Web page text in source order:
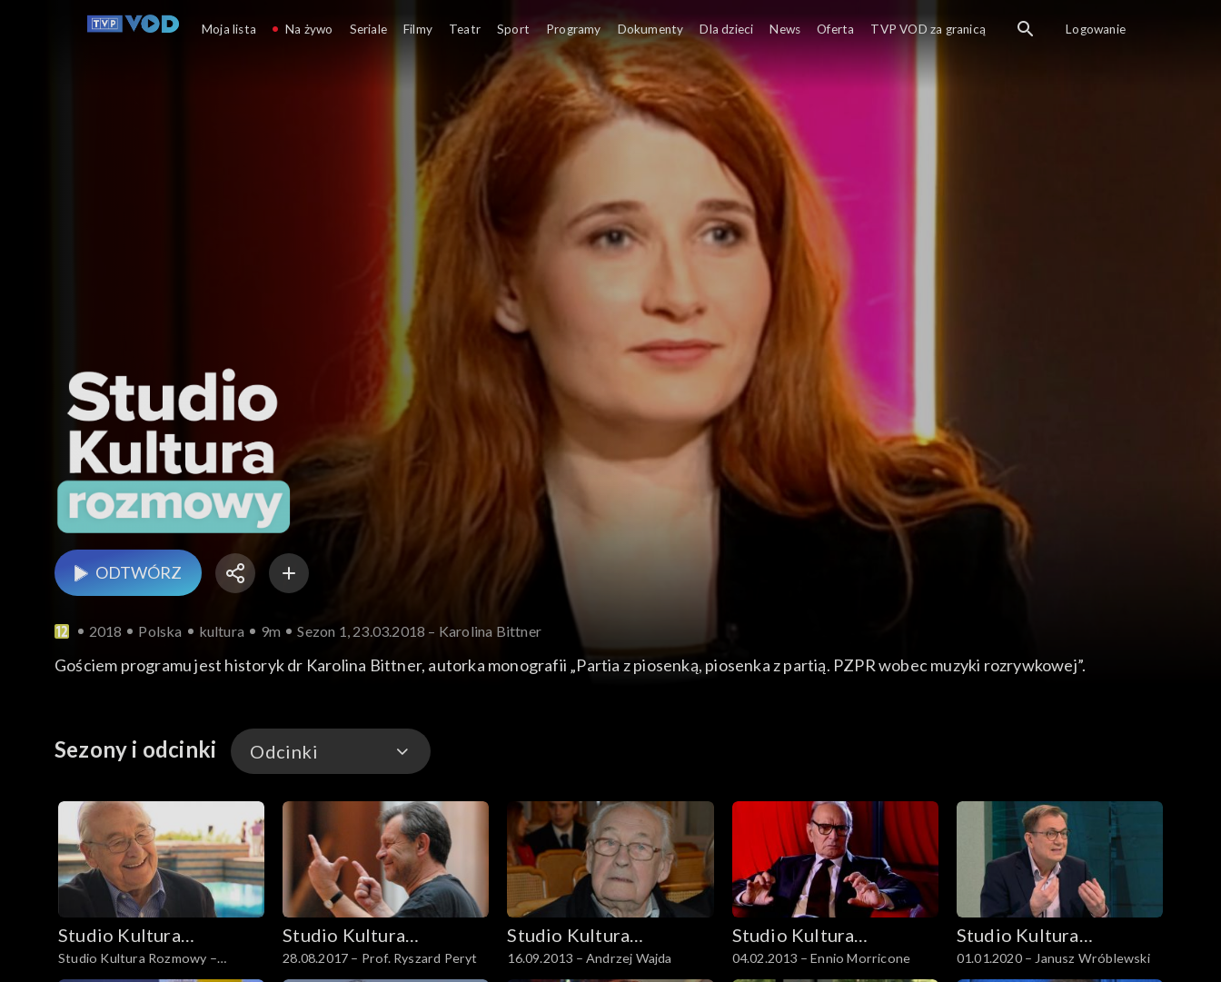
ODTWÓRZ
2018 Polska kultura 9m Sezon 1, 23.03.2018 – Karolina Bittner
Gościem programu jest historyk dr Karolina Bittner, autorka monografii „Partia z piosenką, piosenka z partią. PZPR wobec muzyki rozrywkowej”.
Sezony i odcinki Odcinki
Odcinki
Studio Kultura
Rozmowy
Studio Kultura Rozmowy –
Andrzej Wajda, 16.09.2013
Studio Kultura
Rozmowy
28.08.2017 – Prof. Ryszard Peryt
Studio Kultura
Rozmowy
16.09.2013 – Andrzej Wajda
Studio Kultura
Rozmowy
04.02.2013 – Ennio Morricone
Studio Kultura
Rozmowy
01.01.2020 – Janusz Wróblewski
Moja lista Na żywo Seriale Filmy Teatr Sport Programy Dokumenty Dla dzieci News Oferta TVP VOD za granicą Logowanie